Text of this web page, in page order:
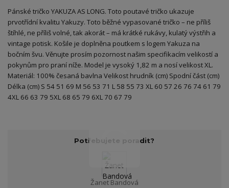
Pánské tričko YAKUZA AS LONG. Toto poutavé tričko ukazuje
prvotřídní kvalitu Yakuzy. Toto běžné vypasované tričko – ne příliš
štíhlé, ne příliš volné, tak akorát – má krátké rukávy, kulatý výstřih a
vintage potisk. Košile je doplněna poutkem s logem Yakuza na
bočním švu. Věnujte prosím pozornost našim specifikacím velikostí a
pokynům pro praní níže. Model je vysoký 1,82 m a nosí velikost XL.
Materiál: 100% česaná bavlna Velikost hrudník (cm) Spodní část (cm)
Délka (cm) S 54 51 69 M 56 53 71 L 58 55 73 XL 60 57 26 76 74 61 79
4XL 66 63 79 5XL 68 65 79 6XL 70 67 79
Potřebujete poradit?
Žanet Bandová